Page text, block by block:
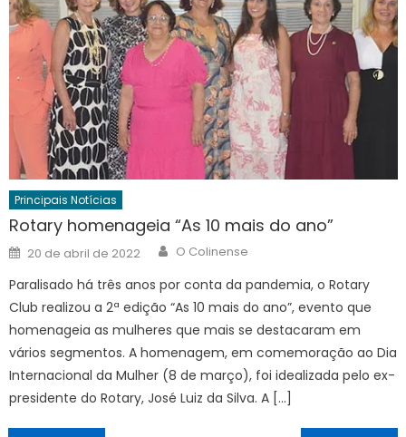
Principais Notícias
Rotary homenageia “As 10 mais do ano”
Posted
on
20 de abril de 2022 Author
O Colinense
Paralisado há três anos por conta da pandemia, o Rotary
Club realizou a 2ª edição “As 10 mais do ano”, evento que
homenageia as mulheres que mais se destacaram em
vários segmentos. A homenagem, em comemoração ao Dia
Internacional da Mulher (8 de março), foi idealizada pelo ex-
presidente do Rotary, José Luiz da Silva. A […]